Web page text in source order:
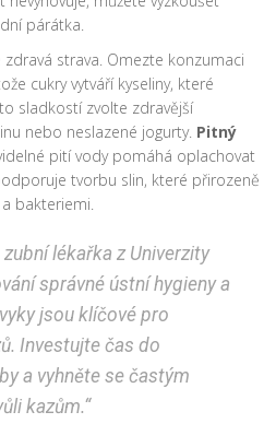
párátka.
strava. Omezte konzumaci
cukry vytváří kyseliny, které
sladkostí zvolte zdravější
nebo neslazené jogurty. Pitný
pití vody pomáhá oplachovat
tvorbu slin, které přirozeně
bakteriemi.
lékařka z Univerzity
správné ústní hygieny a
jsou klíčové pro
Investujte čas do
a vyhněte se častým
kazům.“